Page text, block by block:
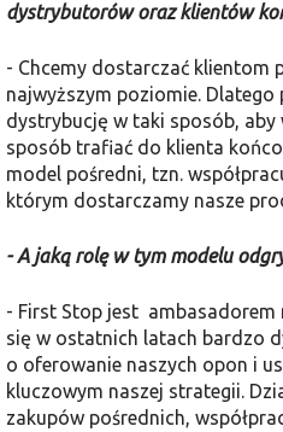
dystrybutorów oraz klientów
- Chcemy dostarczać klientom
najwyższym poziomie. Dlatego
dystrybucję w taki sposób,
sposób trafiać do klienta
model pośredni, tzn.
którym dostarczamy nasze
- A jaką rolę w tym modelu
- First Stop jest ambasadorem
się w ostatnich latach bardzo
o oferowanie naszych opon i
kluczowym naszej strategii.
zakupów pośrednich,